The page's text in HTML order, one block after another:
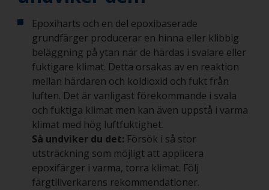
Epoxiharts och en del epoxibaserade
grundfärger producerar en hinna eller klibbig
beläggning på ytan när de härdas i svalare eller
fuktigare klimat. Detta orsakas av en reaktion
mellan härdaren och koldioxid och fukt från
luften. Det är vanligast förekommande i svala
och fuktiga klimat men kan även uppstå i varma
klimat med hög luftfuktighet.
Så undviker du det: Försök i så stor
utsträckning som möjligt att applicera
epoxifärger i varma, torra klimat. Följ
färgtillverkarens rekommendationer.